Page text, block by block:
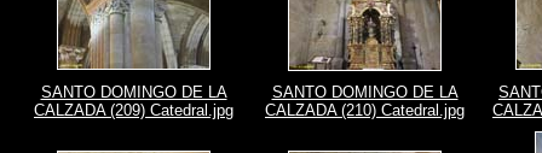
SANTO DOMINGO DE LA
CALZADA (209) Catedral.jpg
SANTO DOMINGO DE LA
CALZADA (210) Catedral.jpg